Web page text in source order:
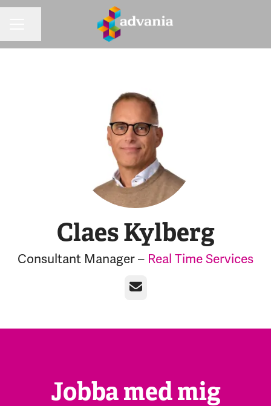
Claes Kylberg
Consultant Manager – Real Time Services
E-post
Jobba med mig